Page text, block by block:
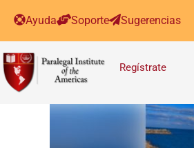
Ayuda Soporte Sugerencias
Regístrate